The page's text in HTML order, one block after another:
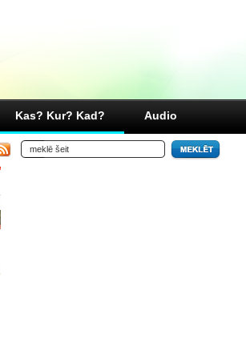
Kas? Kur? Kad? Audio